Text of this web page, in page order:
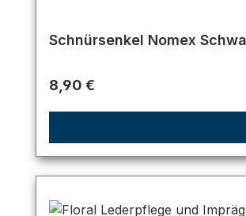
Schnürsenkel Nomex
Regulärer Preis:
8,90 €